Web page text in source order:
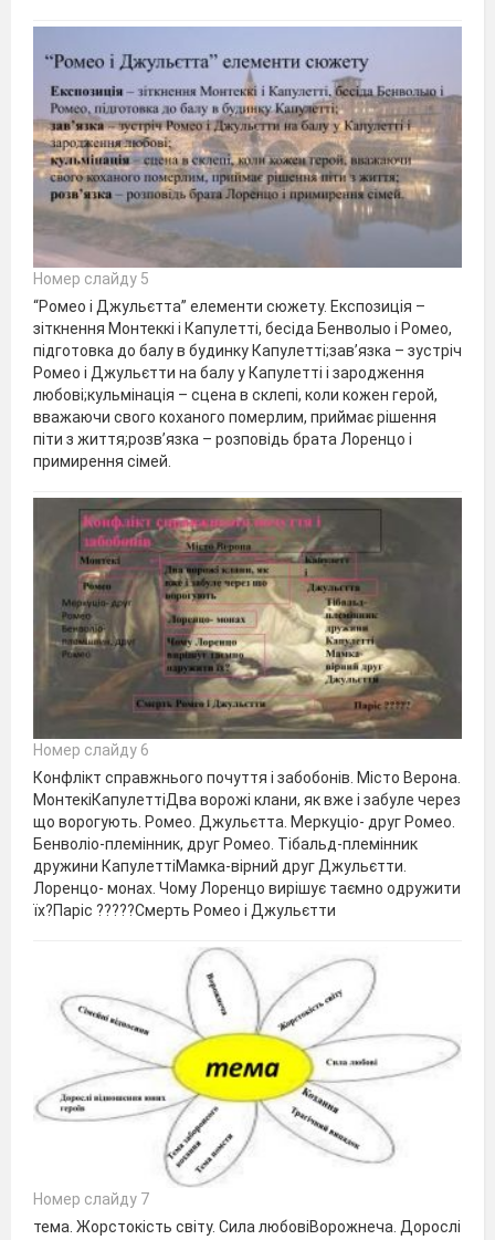
Номер слайду 5
“Ромео і Джульєтта” елементи сюжету. Експозиція –
зіткнення Монтеккі і Капулетті, бесіда Бенволыо і Ромео,
підготовка до балу в будинку Капулетті;зав’язка – зустріч
Ромео і Джульєтти на балу у Капулетті і зародження
любові;кульмінація – сцена в склепі, коли кожен герой,
вважаючи свого коханого померлим, приймає рішення
піти з життя;розв’язка – розповідь брата Лоренцо і
примирення сімей.
Номер слайду 6
Конфлікт справжнього почуття і забобонів. Місто Верона.
МонтекіКапулеттіДва ворожі клани, як вже і забуле через
що ворогують. Ромео. Джульєтта. Меркуціо- друг Ромео.
Бенволіо-племінник, друг Ромео. Тібальд-племінник
дружини КапулеттіМамка-вірний друг Джульєтти.
Лоренцо- монах. Чому Лоренцо вирішує таємно одружити
їх?Паріс ?????Смерть Ромео і Джульєтти
Номер слайду 7
тема. Жорстокість світу. Сила любовіВорожнеча. Дорослі